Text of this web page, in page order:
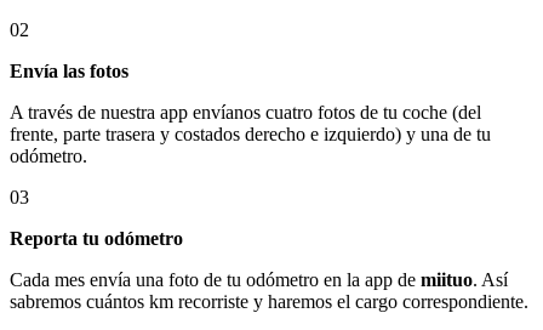
02
Envía las fotos
A través de nuestra app envíanos cuatro fotos de tu coche (del
frente, parte trasera y costados derecho e izquierdo) y una de tu
odómetro.
03
Reporta tu odómetro
Cada mes envía una foto de tu odómetro en la app de miituo. Así
sabremos cuántos km recorriste y haremos el cargo correspondiente.